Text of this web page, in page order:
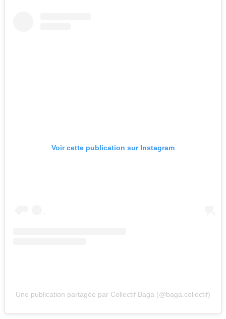
Voir cette publication sur Instagram
Une publication partagée par Collectif Baga (@baga.collectif)